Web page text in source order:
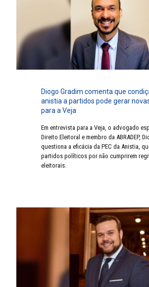
Diogo Gradim comenta que
anistia a partidos pode gerar
para a Veja
Em entrevista para a Veja, o advogado
Direito Eleitoral e membro da ABRADEP,
questiona a eficácia da PEC da Anistia,
partidos políticos por não cumprirem
eleitorais.